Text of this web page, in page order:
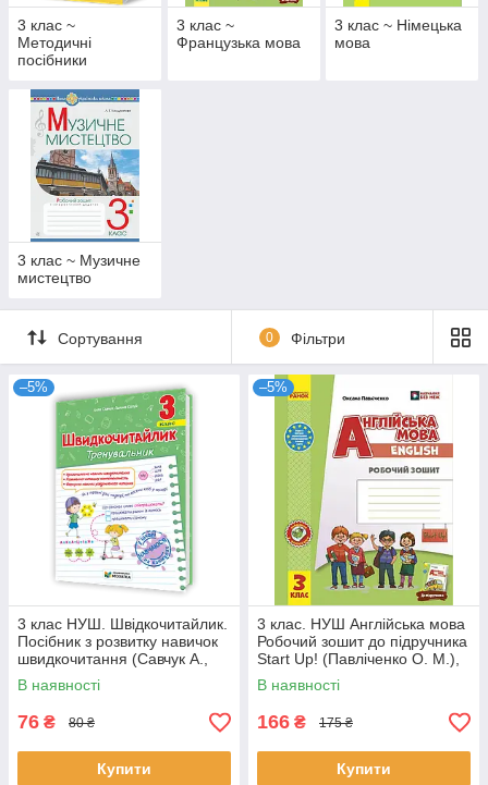
3 клас ~
Методичні
посібники
3 клас ~
Французька мова
3 клас ~ Німецька
мова
3 клас ~ Музичне
мистецтво
Сортування 0 Фільтри
–5%
3 клас НУШ. Швідкочитайлик.
Посібник з розвитку навичок
швидкочитання (Савчук А.,
Сапун Г.), Мозаїка
В наявності
76 ₴ 80 ₴
Купити
–5%
3 клас. НУШ Англійська мова
Робочий зошит до підручника
Start Up! (Павліченко О. М.),
Ранок
В наявності
166 ₴ 175 ₴
Купити